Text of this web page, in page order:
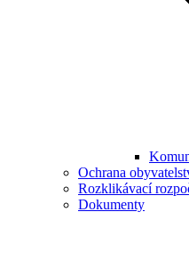
Ochrana
Rozklikávací
Dokumenty